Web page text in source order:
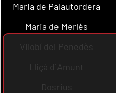
Maria de Palautordera
Maria de Merlès
Vilobí del Penedès
Lliçà d´Amunt
Dosrius